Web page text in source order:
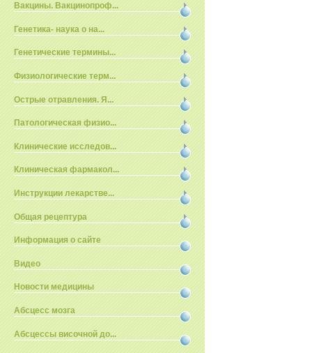
Вакцины. Вакцинопроф...
Генетика- наука о на...
Генетические термины...
Физиологические терм...
Острые отравления. Я...
Патологическая физио...
Клинические исследов...
Клиническая фармакол...
Инструкции лекарстве...
Общая рецептура
Информация о сайте
Видео
Новости медицины
Абсцесс мозга
Абсцессы височной до...